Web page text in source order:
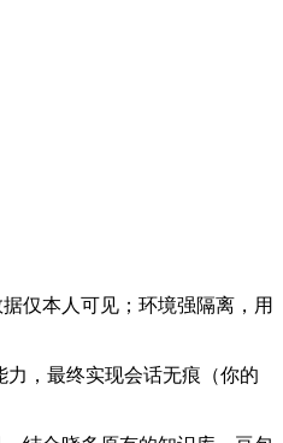
仅本人可见；环境强隔离，用
，最终实现会话无痕（你的